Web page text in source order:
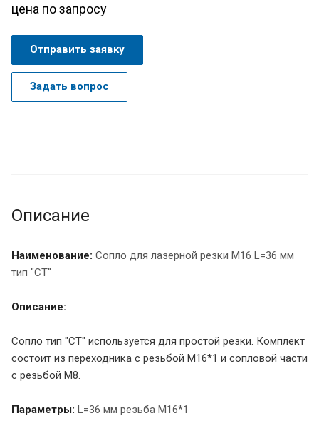
цена по запросу
Отправить заявку
Задать вопрос
Описание
Наименование: Сопло для лазерной резки М16 L=36 мм
тип "CT"
Описание:
Сопло тип "CT" используется для простой резки. Комплект
состоит из переходника с резьбой М16*1 и сопловой части
с резьбой М8.
Параметры: L=36 мм резьба М16*1